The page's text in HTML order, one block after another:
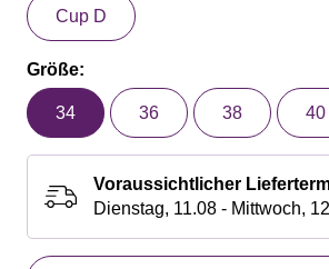
Cup D
Größe:
34 36 38 40
Voraussichtlicher
Dienstag, 11.08 - Mittwoch,